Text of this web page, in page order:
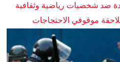
ضد شخصيات رياضية وثقافية
موقوفي الاحتجاجات